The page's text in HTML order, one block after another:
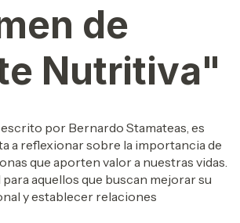
de
Nutritiva"
por Bernardo Stamateas, es
a reflexionar sobre la importancia de
que aporten valor a nuestras vidas.
aquellos que buscan mejorar su
y establecer relaciones